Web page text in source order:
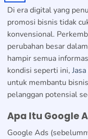
Di era digital yang
promosi bisnis tidak
konvensional.
perubahan besar
hampir semua
kondisi seperti ini,
untuk membantu
pelanggan potensial
Apa Itu Google
Google Ads